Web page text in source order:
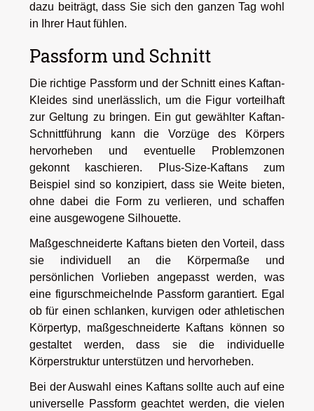
dazu beiträgt, dass Sie sich den ganzen Tag wohl
in Ihrer Haut fühlen.
Passform und Schnitt
Die richtige Passform und der Schnitt eines Kaftan-
Kleides sind unerlässlich, um die Figur vorteilhaft
zur Geltung zu bringen. Ein gut gewählter Kaftan-
Schnittführung kann die Vorzüge des Körpers
hervorheben und eventuelle Problemzonen
gekonnt kaschieren. Plus-Size-Kaftans zum
Beispiel sind so konzipiert, dass sie Weite bieten,
ohne dabei die Form zu verlieren, und schaffen
eine ausgewogene Silhouette.
Maßgeschneiderte Kaftans bieten den Vorteil, dass
sie individuell an die Körpermaße und
persönlichen Vorlieben angepasst werden, was
eine figurschmeichelnde Passform garantiert. Egal
ob für einen schlanken, kurvigen oder athletischen
Körpertyp, maßgeschneiderte Kaftans können so
gestaltet werden, dass sie die individuelle
Körperstruktur unterstützen und hervorheben.
Bei der Auswahl eines Kaftans sollte auch auf eine
universelle Passform geachtet werden, die vielen